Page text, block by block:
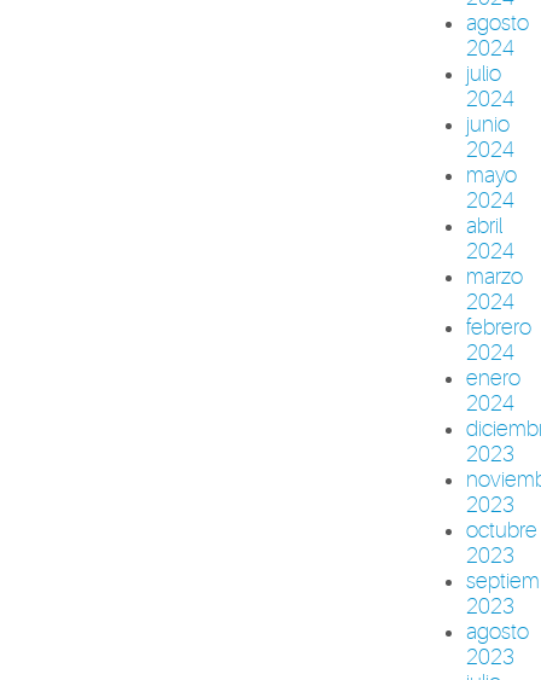
agosto
2024
julio
2024
junio
2024
mayo
2024
abril
2024
marzo
2024
febrero
2024
enero
2024
2023
2023
octubre
2023
2023
agosto
2023